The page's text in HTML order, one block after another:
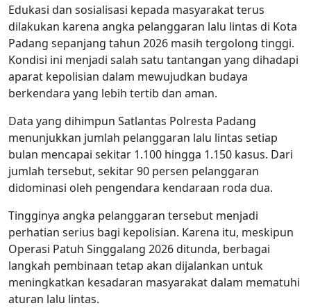
Edukasi dan sosialisasi kepada masyarakat terus
dilakukan karena angka pelanggaran lalu lintas di Kota
Padang sepanjang tahun 2026 masih tergolong tinggi.
Kondisi ini menjadi salah satu tantangan yang dihadapi
aparat kepolisian dalam mewujudkan budaya
berkendara yang lebih tertib dan aman.
Data yang dihimpun Satlantas Polresta Padang
menunjukkan jumlah pelanggaran lalu lintas setiap
bulan mencapai sekitar 1.100 hingga 1.150 kasus. Dari
jumlah tersebut, sekitar 90 persen pelanggaran
didominasi oleh pengendara kendaraan roda dua.
Tingginya angka pelanggaran tersebut menjadi
perhatian serius bagi kepolisian. Karena itu, meskipun
Operasi Patuh Singgalang 2026 ditunda, berbagai
langkah pembinaan tetap akan dijalankan untuk
meningkatkan kesadaran masyarakat dalam mematuhi
aturan lalu lintas.